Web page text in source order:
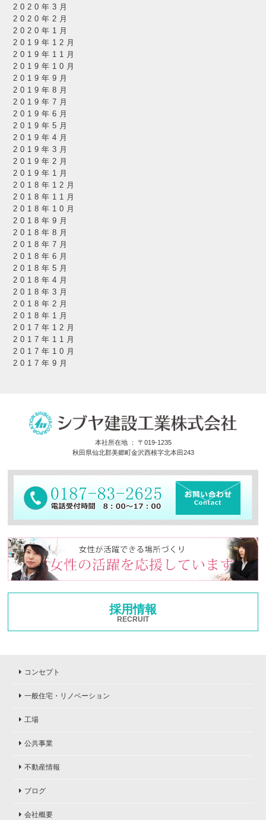
2020年3月
2020年2月
2020年1月
2019年12月
2019年11月
2019年10月
2019年9月
2019年8月
2019年7月
2019年6月
2019年5月
2019年4月
2019年3月
2019年2月
2019年1月
2018年12月
2018年11月
2018年10月
2018年9月
2018年8月
2018年7月
2018年6月
2018年5月
2018年4月
2018年3月
2018年2月
2018年1月
2017年12月
2017年11月
2017年10月
2017年9月
本社所在地 ： 〒019-1235
秋田県仙北郡美郷町金沢西根字北本田243
採用情報
RECRUIT
コンセプト
一般住宅・リノベーション
工場
公共事業
不動産情報
ブログ
会社概要